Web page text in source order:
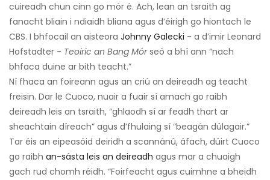
cuireadh chun cinn go mór é. Ach, lean an tsraith ag
fanacht bliain i ndiaidh bliana agus d’éirigh go hiontach le
CBS. I bhfocail an aisteora Johnny Galecki - a d’imir Leonard
Hofstadter - Teoiric an Bang Mórseó a bhí ann “nach
bhfaca duine ar bith teacht.”
Ní fhaca an foireann agus an criú an deireadh ag teacht
freisin. Dar le Cuoco, nuair a fuair sí amach go raibh
deireadh leis an tsraith, “ghlaodh sí ar feadh thart ar
sheachtain díreach” agus d’fhulaing sí “beagán dúlagair.”
Tar éis an eipeasóid deiridh a scannánú, áfach, dúirt Cuoco
go raibh an-sásta leis an deireadh agus mar a chuaigh
gach rud chomh réidh. “Foirfeacht agus cuimhne a bheidh